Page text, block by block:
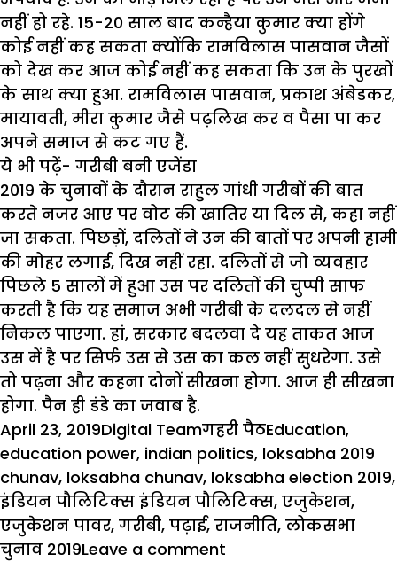
नहीं हो रहे. 15-20 साल बाद कन्हैया कुमार क्या होंगे
कोई नहीं कह सकता क्योंकि रामविलास पासवान जैसों
को देख कर आज कोई नहीं कह सकता कि उन के पुरखों
के साथ क्या हुआ. रामविलास पासवान, प्रकाश अंबेडकर,
मायावती, मीरा कुमार जैसे पढ़लिख कर व पैसा पा कर
अपने समाज से कट गए हैं.
ये भी पढ़ें- गरीबी बनी एजेंडा
2019 के चुनावों के दौरान राहुल गांधी गरीबों की बात
करते नजर आए पर वोट की खातिर या दिल से, कहा नहीं
जा सकता. पिछड़ों, दलितों ने उन की बातों पर अपनी हामी
की मोहर लगाई, दिख नहीं रहा. दलितों से जो व्यवहार
पिछले 5 सालों में हुआ उस पर दलितों की चुप्पी साफ
करती है कि यह समाज अभी गरीबी के दलदल से नहीं
निकल पाएगा. हां, सरकार बदलवा दे यह ताकत आज
उस में है पर सिर्फ उस से उस का कल नहीं सुधरेगा. उसे
तो पढ़ना और कहना दोनों सीखना होगा. आज ही सीखना
होगा. पैन ही डंडे का जवाब है.
Posted
on
April 23, 2019Author
Digital TeamCategories
गहरी पैठTags
Education,
education power, indian politics, loksabha 2019
chunav, loksabha chunav, loksabha election 2019,
इंडियन पौलिटिक्स इंडियन पौलिटिक्स, एजुकेशन,
एजुकेशन पावर, गरीबी, पढ़ाई, राजनीति, लोकसभा
चुनाव 2019Leave a comment